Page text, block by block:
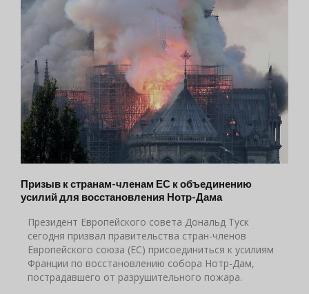
Призыв к странам-членам ЕС к объединению
усилий для восстановления Нотр-Дама
Президент Европейского совета Дональд Туск
сегодня призвал правительства стран-членов
Европейского союза (ЕС) присоединиться к усилиям
Франции по восстановлению собора Нотр-Дам,
пострадавшего от разрушительного пожара.